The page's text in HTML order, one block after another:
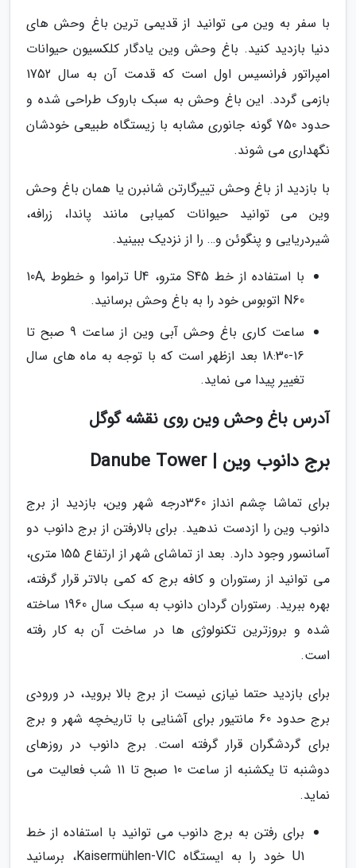
با سفر به وین می توانید از قدیمی ترین باغ وحش های
دنیا بازدید کنید. باغ وحش وین یادگار کلکسیون حیوانات
امپراتور فرانسیس اول است که قدمت آن به سال 1752
بازمی گردد. این باغ وحش به سبک باروک طراحی شده و
حدود 750 گونه جانوری مشابه با زیستگاه طبیعی خودشان
نگهداری می شوند.
با بازدید از باغ وحش تییرگارتن شانبرن یا همان باغ وحش
وین می توانید حیوانات کمیابی مانند پاندا، زرافه،
شیردریایی و پنگوئن و… را از نزدیک ببینید.
با استفاده از خط S45 مترو، U4 تراموا و خطوط 10A,
N60 اتوبوس خود را به باغ وحش برسانید.
ساعت کاری باغ وحش آبی وین از ساعت 9 صبح تا
16-18:30 بعد ازظهر است که با توجه به ماه های سال
تغییر پیدا می نماید.
آدرس باغ وحش وین روی نقشه گوگل
برج دانوب وین | Danube Tower
برای تماشا چشم انداز 360درجه شهر وین، بازدید از برج
دانوب وین را ازدست ندهید. برای بالارفتن از برج دانوب دو
آسانسور وجود دارد. بعد از تماشای شهر از ارتفاع 155 متری،
می توانید از رستوران و کافه برج که کمی بالاتر قرار گرفته،
بهره ببرید. رستوران گردان دانوب به سبک سال 1960 ساخته
شده و بروزترین تکنولوژی ها در ساخت آن به کار رفته
است.
برای بازدید حتما نیازی نیست از برج بالا بروید، در ورودی
برج حدود 60 مانتیور برای آشنایی با تاریخچه شهر و برج
برای گردشگران قرار گرفته است. برج دانوب در روزهای
دوشنبه تا یکشنبه از ساعت 10 صبح تا 11 شب فعالیت می
نماید.
برای رفتن به برج دانوب می توانید با استفاده از خط
U1 خود را به ایستگاه Kaisermühlen-VIC، برسانید